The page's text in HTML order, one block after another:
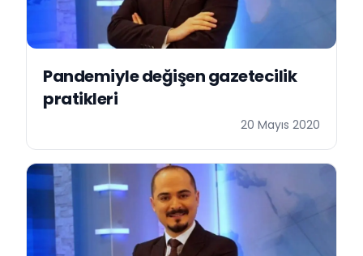
Pandemiyle değişen gazetecilik
pratikleri
20 Mayıs 2020